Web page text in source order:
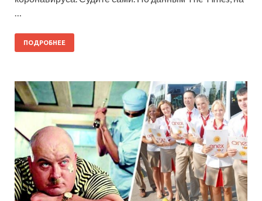
…
ПОДРОБНЕЕ